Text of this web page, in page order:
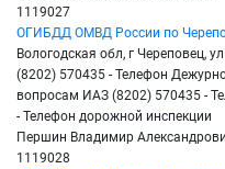
1119027
ОГИБДД ОМВД России по
Вологодская обл, г Череповец,
(8202) 570435 - Телефон
вопросам ИАЗ (8202) 570435 -
- Телефон дорожной инспекции
Першин Владимир
1119028